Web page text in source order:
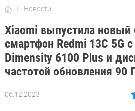
Новости
Xiaomi выпустила
смартфон Redmi 13C 5G
Dimensity 6100 Plus и
частотой обновления 90
06.12.2023
Автор: